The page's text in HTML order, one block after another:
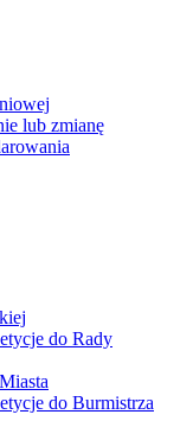
lub zmianę
do Rady
do Burmistrza